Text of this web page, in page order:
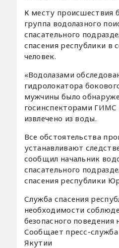
К месту происшествия
группа водолазного
спасательного
спасения республики в
человек.
«Водолазами
гидролокатора
мужчины было
госинспекторами ГИМС
извлечено из воды.
Все обстоятельства
устанавливают
сообщил начальник
спасательного
спасения республики
Служба спасения
необходимости
безопасного поведения
Сообщает пресс-
Якутии